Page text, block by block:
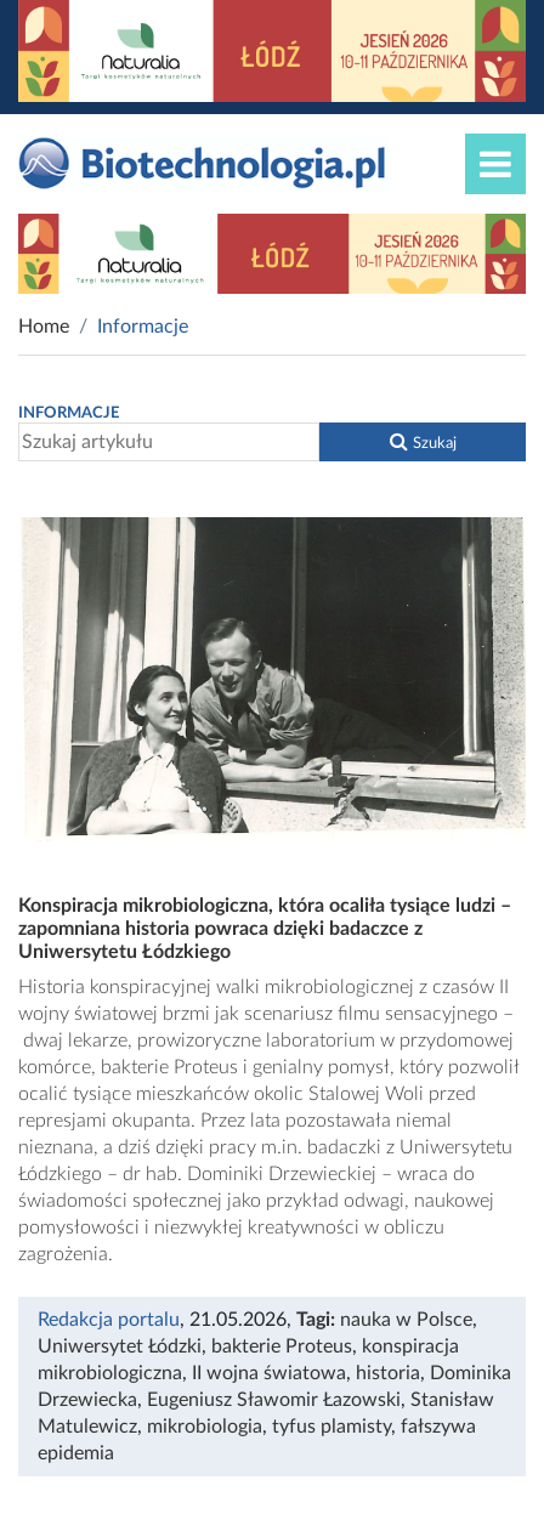
Home Informacje
INFORMACJE
Szukaj
Konspiracja mikrobiologiczna, która ocaliła tysiące ludzi –
zapomniana historia powraca dzięki badaczce z
Uniwersytetu Łódzkiego
Historia konspiracyjnej walki mikrobiologicznej z czasów II
wojny światowej brzmi jak scenariusz filmu sensacyjnego –
dwaj lekarze, prowizoryczne laboratorium w przydomowej
komórce, bakterie Proteus i genialny pomysł, który pozwolił
ocalić tysiące mieszkańców okolic Stalowej Woli przed
represjami okupanta. Przez lata pozostawała niemal
nieznana, a dziś dzięki pracy m.in. badaczki z Uniwersytetu
Łódzkiego – dr hab. Dominiki Drzewieckiej – wraca do
świadomości społecznej jako przykład odwagi, naukowej
pomysłowości i niezwykłej kreatywności w obliczu
zagrożenia.
Redakcja portalu, 21.05.2026, Tagi: nauka w Polsce,
Uniwersytet Łódzki, bakterie Proteus, konspiracja
mikrobiologiczna, II wojna światowa, historia, Dominika
Drzewiecka, Eugeniusz Sławomir Łazowski, Stanisław
Matulewicz, mikrobiologia, tyfus plamisty, fałszywa
epidemia